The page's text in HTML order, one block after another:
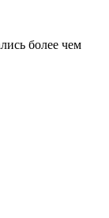
более чем